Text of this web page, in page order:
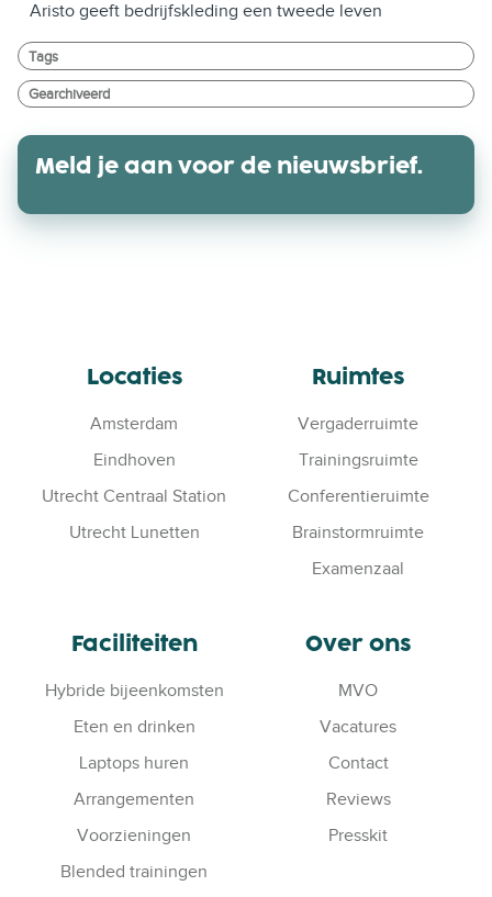
Aristo geeft bedrijfskleding een tweede leven
Tags
Gearchiveerd
Meld je aan voor de nieuwsbrief.
Locaties
Amsterdam
Eindhoven
Utrecht Centraal Station
Utrecht Lunetten
Ruimtes
Vergaderruimte
Trainingsruimte
Conferentieruimte
Brainstormruimte
Examenzaal
Faciliteiten
Hybride bijeenkomsten
Eten en drinken
Laptops huren
Arrangementen
Voorzieningen
Blended trainingen
Over ons
MVO
Vacatures
Contact
Reviews
Presskit